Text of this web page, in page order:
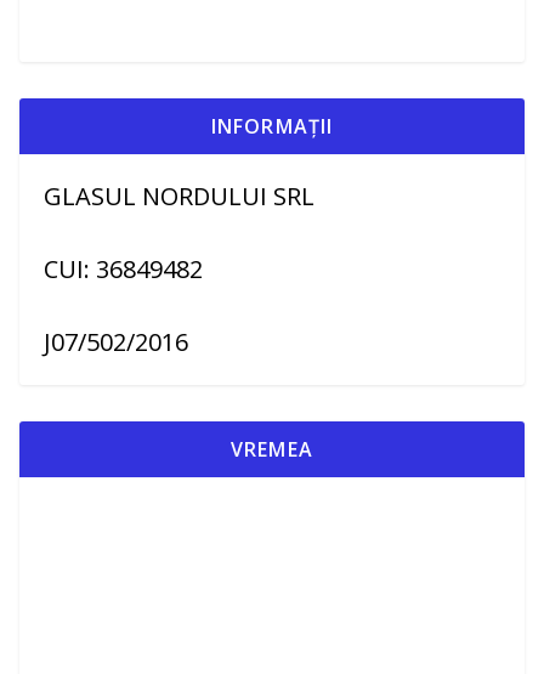
INFORMAȚII
GLASUL NORDULUI SRL
CUI: 36849482
J07/502/2016
VREMEA